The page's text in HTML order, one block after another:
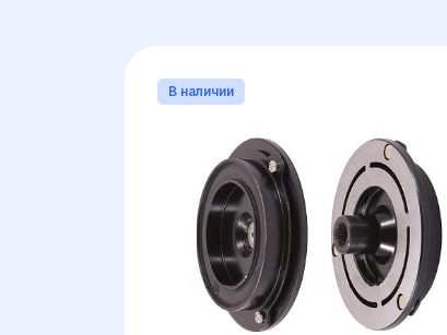
В наличии